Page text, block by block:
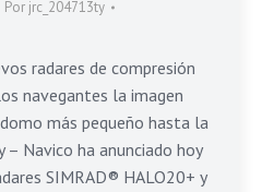
Por jrc_204713ty
radares de compresión
navegantes la imagen
más pequeño hasta la
– Navico ha anunciado hoy
SIMRAD® HALO20+ y